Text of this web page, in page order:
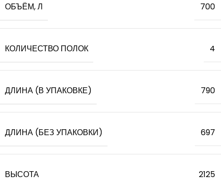
ОБЪЁМ, Л 700
КОЛИЧЕСТВО ПОЛОК 4
ДЛИНА (В УПАКОВКЕ) 790
ДЛИНА (БЕЗ УПАКОВКИ) 697
ВЫСОТА 2125